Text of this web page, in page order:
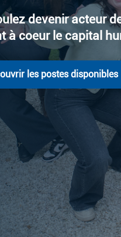
devenir acteur
à coeur le capital
les postes disponibles